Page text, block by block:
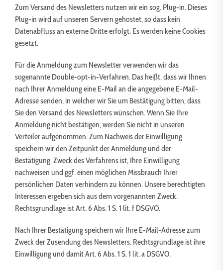
Zum Versand des Newsletters nutzen wir ein sog. Plug-in. Dieses
Plug-in wird auf unseren Servern gehostet, so dass kein
Datenabfluss an externe Dritte erfolgt. Es werden keine Cookies
gesetzt.
Für die Anmeldung zum Newsletter verwenden wir das
sogenannte Double-opt-in-Verfahren. Das heißt, dass wir Ihnen
nach Ihrer Anmeldung eine E-Mail an die angegebene E-Mail-
Adresse senden, in welcher wir Sie um Bestätigung bitten, dass
Sie den Versand des Newsletters wünschen. Wenn Sie Ihre
Anmeldung nicht bestätigen, werden Sie nicht in unseren
Verteiler aufgenommen. Zum Nachweis der Einwilligung
speichern wir den Zeitpunkt der Anmeldung und der
Bestätigung. Zweck des Verfahrens ist, Ihre Einwilligung
nachweisen und ggf. einen möglichen Missbrauch Ihrer
persönlichen Daten verhindern zu können. Unsere berechtigten
Interessen ergeben sich aus dem vorgenannten Zweck.
Rechtsgrundlage ist Art. 6 Abs. 1 S. 1 lit. f DSGVO.
Nach Ihrer Bestätigung speichern wir Ihre E-Mail-Adresse zum
Zweck der Zusendung des Newsletters. Rechtsgrundlage ist ihre
Einwilligung und damit Art. 6 Abs. 1 S. 1 lit. a DSGVO.